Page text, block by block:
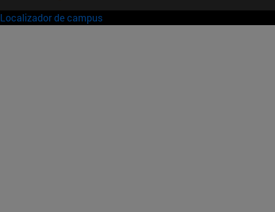
Localizador de campus